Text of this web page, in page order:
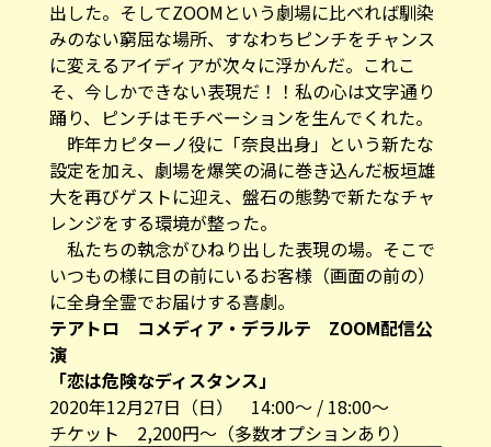
出した。そしてZOOMという劇場に比べれば馴染
みのない窮屈な場所、すなわちピンチをチャンス
に変えるアイディアが次々に浮かんだ。これこ
そ、今しかできない表現だ！！私の心は文字通り
踊り、ピンチはモチベーションを生んでくれた。
昨年カピターノ役に「奈良出身」という新たな
設定を加え、劇場を爆笑の渦に巻き込んだ板垣雄
大を再びゲストに迎え、盤石の態勢で新たなチャ
レンジをする環境が整った。
私たちの執念がひねり出した表現の場。そこで
いつもの様に目の前にいるお客様（画面の前の）
に全身全霊でお届けする喜劇。
テアトロ コメディア・デラルテ ZOOM配信公
演
「恋は危険なディスタンス」
2020年12月27日（日） 14:00～ / 18:00～
チケット 2,200円～（多数オプションあり）